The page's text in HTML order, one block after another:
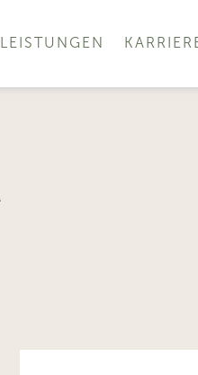
LEISTUNGEN